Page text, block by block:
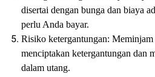
disertai dengan bunga dan biaya
perlu Anda bayar.
Risiko ketergantungan: Meminjam
menciptakan ketergantungan dan
dalam utang.